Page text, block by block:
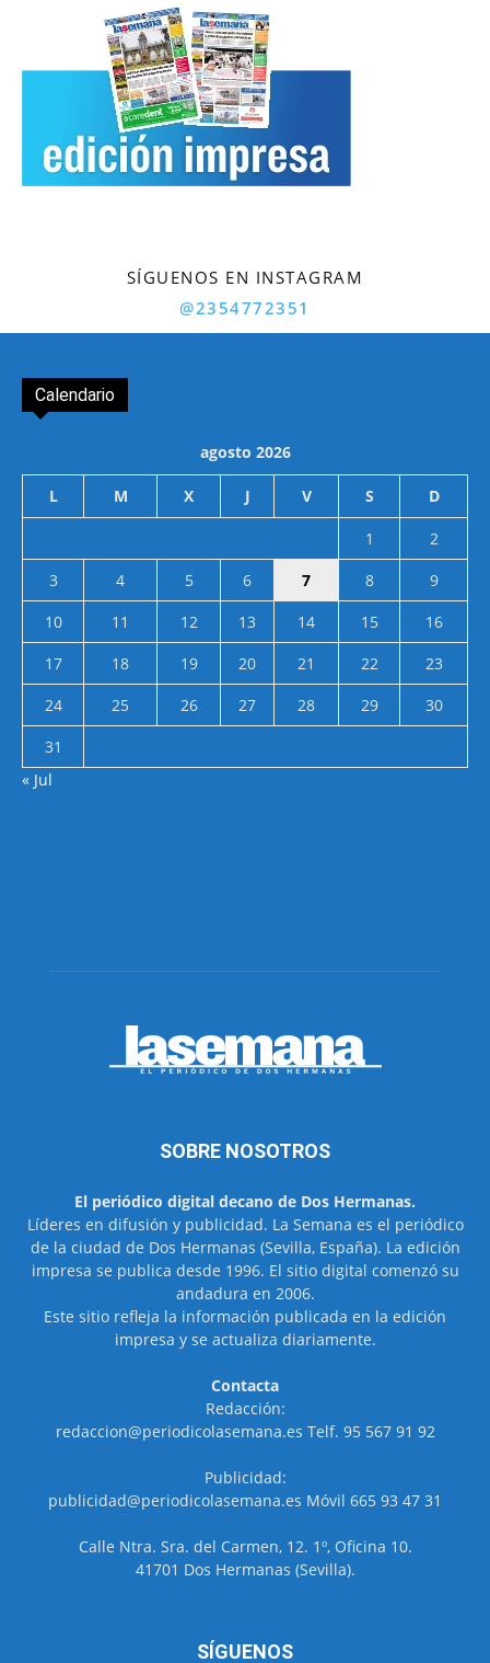
SÍGUENOS EN INSTAGRAM
@2354772351
Calendario
agosto 2026
L M X J V S D
1
2
3
4 5 6 7 8
9
10
11 12 13 14 15
16
17
18 19 20 21 22
23
24
25 26 27 28 29
30
31
« Jul
SOBRE NOSOTROS
El periódico digital decano de Dos Hermanas.
Líderes en difusión y publicidad. La Semana es el periódico
de la ciudad de Dos Hermanas (Sevilla, España). La edición
impresa se publica desde 1996. El sitio digital comenzó su
andadura en 2006.
Este sitio refleja la información publicada en la edición
impresa y se actualiza diariamente.
Contacta
Redacción:
redaccion@periodicolasemana.es Telf. 95 567 91 92
Publicidad:
publicidad@periodicolasemana.es Móvil 665 93 47 31
Calle Ntra. Sra. del Carmen, 12. 1º, Oficina 10.
41701 Dos Hermanas (Sevilla).
SÍGUENOS